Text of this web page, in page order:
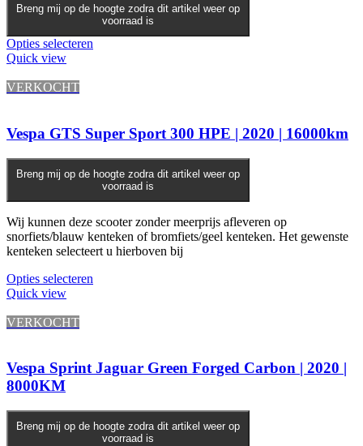
Breng mij op de hoogte zodra dit artikel weer op
voorraad is
Opties selecteren
Quick view
VERKOCHT
Vespa GTS Super Sport 300 HPE | 2020 | 16000km
Breng mij op de hoogte zodra dit artikel weer op
voorraad is
Wij kunnen deze scooter zonder meerprijs afleveren op
snorfiets/blauw kenteken of bromfiets/geel kenteken. Het gewenste
kenteken selecteert u hierboven bij
Opties selecteren
Quick view
VERKOCHT
Vespa Sprint Jaguar Green Forged Carbon | 2020 |
8000KM
Breng mij op de hoogte zodra dit artikel weer op
voorraad is